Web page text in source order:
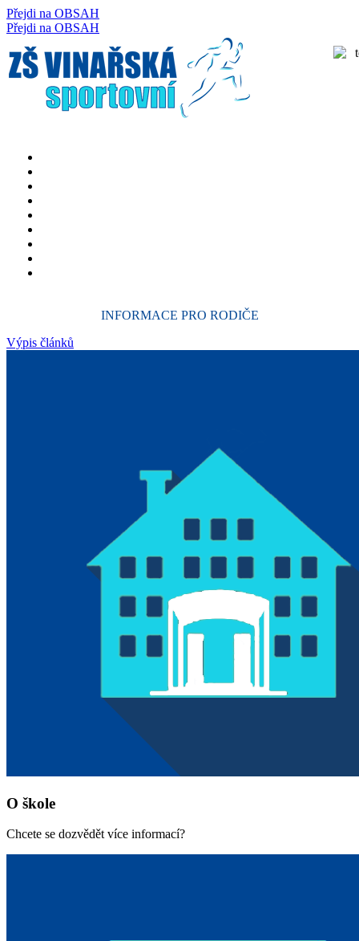
Přejdi na OBSAH
Přejdi na OBSAH
INFORMACE PRO RODIČE
Výpis článků
O škole
Chcete se dozvědět více informací?
rok
měsíc
rok
měsíc